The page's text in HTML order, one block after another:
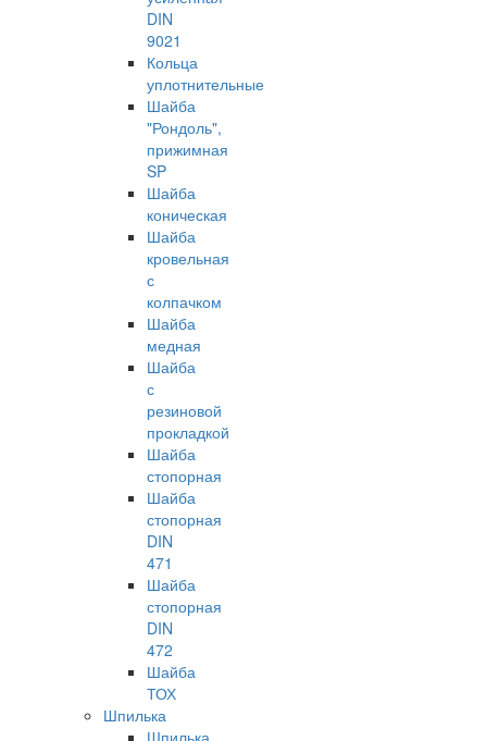
DIN
9021
Кольца
уплотнительные
Шайба
"Рондоль",
прижимная
SP
Шайба
коническая
Шайба
кровельная
с
колпачком
Шайба
медная
Шайба
с
резиновой
прокладкой
Шайба
стопорная
Шайба
стопорная
DIN
471
Шайба
стопорная
DIN
472
Шайба
ТОХ
Шпилька